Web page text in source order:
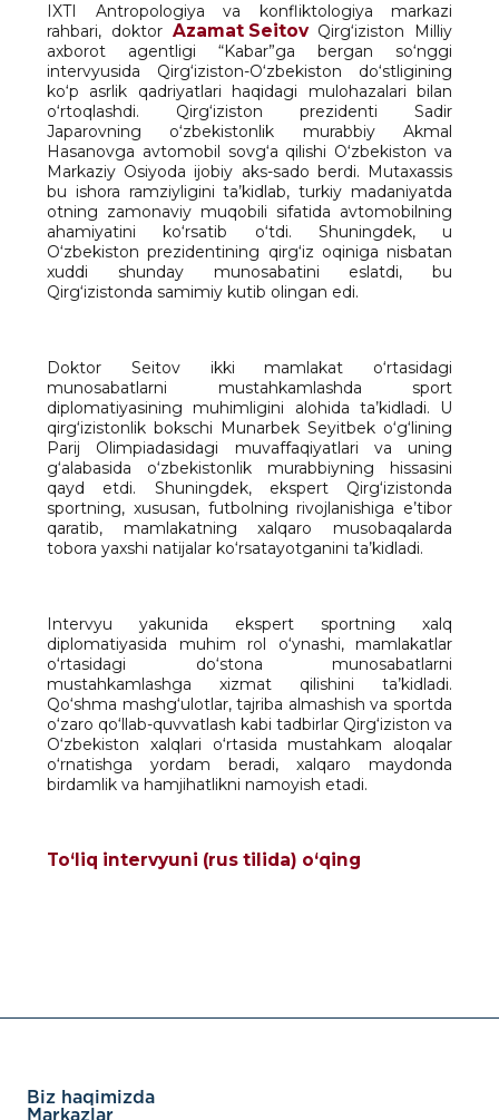
IXTI Antropologiya va konfliktologiya markazi
rahbari, doktor Azamat SeitovQirg‘iziston Milliy
axborot agentligi “Kabar”ga bergan so‘nggi
intervyusida Qirg‘iziston-O‘zbekiston do‘stligining
ko‘p asrlik qadriyatlari haqidagi mulohazalari bilan
o‘rtoqlashdi. Qirg‘iziston prezidenti Sadir
Japarovning o‘zbekistonlik murabbiy Akmal
Hasanovga avtomobil sovg‘a qilishi O‘zbekiston va
Markaziy Osiyoda ijobiy aks-sado berdi. Mutaxassis
bu ishora ramziyligini ta’kidlab, turkiy madaniyatda
otning zamonaviy muqobili sifatida avtomobilning
ahamiyatini ko‘rsatib o‘tdi. Shuningdek, u
O‘zbekiston prezidentining qirg‘iz oqiniga nisbatan
xuddi shunday munosabatini eslatdi, bu
Qirg‘izistonda samimiy kutib olingan edi.
Doktor Seitov ikki mamlakat o‘rtasidagi
munosabatlarni mustahkamlashda sport
diplomatiyasining muhimligini alohida ta’kidladi. U
qirg‘izistonlik bokschi Munarbek Seyitbek o‘g‘lining
Parij Olimpiadasidagi muvaffaqiyatlari va uning
g‘alabasida o‘zbekistonlik murabbiyning hissasini
qayd etdi. Shuningdek, ekspert Qirg‘izistonda
sportning, xususan, futbolning rivojlanishiga e’tibor
qaratib, mamlakatning xalqaro musobaqalarda
tobora yaxshi natijalar ko‘rsatayotganini ta’kidladi.
Intervyu yakunida ekspert sportning xalq
diplomatiyasida muhim rol o‘ynashi, mamlakatlar
o‘rtasidagi do‘stona munosabatlarni
mustahkamlashga xizmat qilishini ta’kidladi.
Qo‘shma mashg‘ulotlar, tajriba almashish va sportda
o‘zaro qo‘llab-quvvatlash kabi tadbirlar Qirg‘iziston va
O‘zbekiston xalqlari o‘rtasida mustahkam aloqalar
o‘rnatishga yordam beradi, xalqaro maydonda
birdamlik va hamjihatlikni namoyish etadi.
To‘liq intervyuni (rus tilida) o‘qing
Biz haqimizda
Markazlar